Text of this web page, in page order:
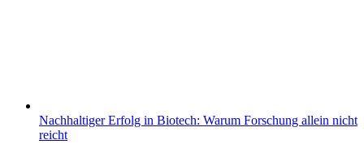
Nachhaltiger Erfolg in Biotech: Warum Forschung allein nicht
reicht